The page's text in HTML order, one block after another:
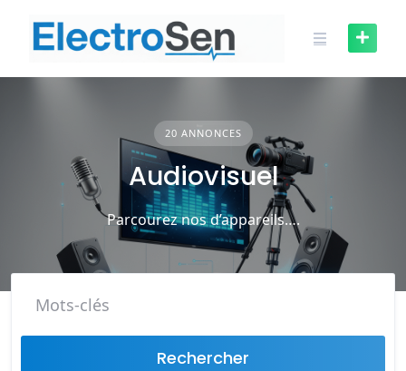
content
20 ANNONCES
Audiovisuel
Parcourez nos d’appareils….
Rechercher